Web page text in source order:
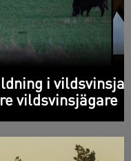
- så blir du en